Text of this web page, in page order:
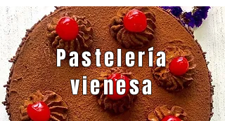
Pastelería
vienesa